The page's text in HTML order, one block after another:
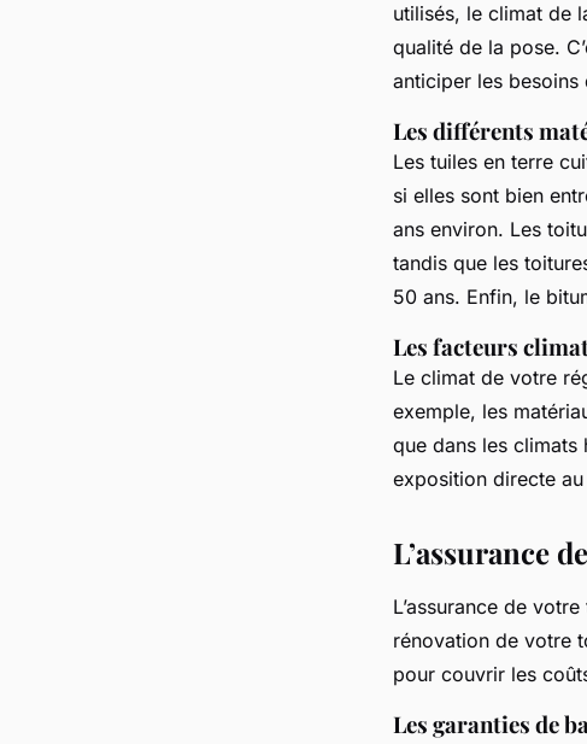
utilisés, le climat de
qualité de la pose.
anticiper les besoins
Les différents
Les tuiles en terre
si elles sont bien
ans environ. Les
tandis que les
50 ans. Enfin, le
Les facteurs
Le climat de votre
exemple, les
que dans les climats
exposition directe
L’assurance
L’assurance de
rénovation de votre
pour couvrir les
Les garanties de